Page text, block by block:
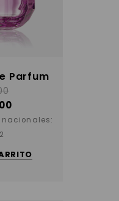
Parfum
nacionales: